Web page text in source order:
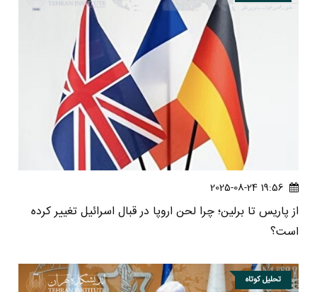
19:56 2025-08-24
از پاریس تا برلین؛ چرا لحن اروپا در قبال اسرائیل تغییر کرده
است؟
تحلیل کوتاه